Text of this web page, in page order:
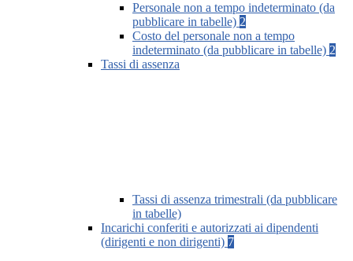
Personale non a tempo indeterminato (da
pubblicare in tabelle) 2
Costo del personale non a tempo
indeterminato (da pubblicare in tabelle) 2
Tassi di assenza
Tassi di assenza trimestrali (da pubblicare
in tabelle)
Incarichi conferiti e autorizzati ai dipendenti
(dirigenti e non dirigenti) 7